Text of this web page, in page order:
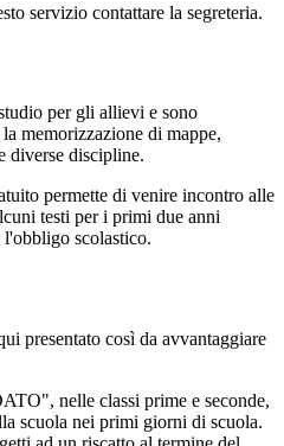
servizio contattare la segreteria.
per gli allievi e sono
memorizzazione di mappe,
diverse discipline.
permette di venire incontro alle
testi per i primi due anni
scolastico.
presentato così da avvantaggiare
nelle classi prime e seconde,
scuola nei primi giorni di scuola.